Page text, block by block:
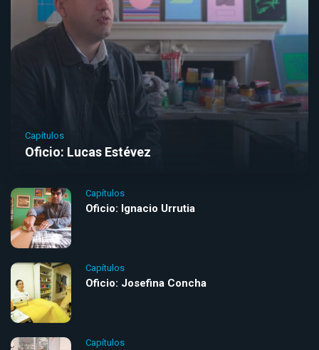
Capítulos
Oficio: Lucas Estévez
Capítulos
Oficio: Ignacio Urrutia
Capítulos
Oficio: Josefina Concha
Capítulos